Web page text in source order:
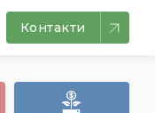
Контакти